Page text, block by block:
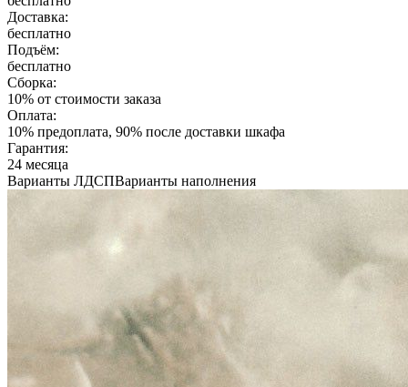
Доставка:
бесплатно
Подъём:
бесплатно
Сборка:
10% от стоимости заказа
Оплата:
10% предоплата, 90% после доставки шкафа
Гарантия:
24 месяца
Варианты ЛДСПВарианты наполнения